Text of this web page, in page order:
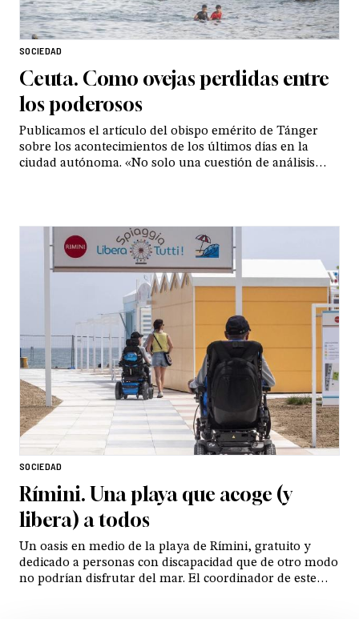
SOCIEDAD
Ceuta. Como ovejas perdidas entre
los poderosos
Publicamos el artículo del obispo emérito de Tánger
sobre los acontecimientos de los últimos días en la
ciudad autónoma. «No solo una cuestión de análisis
SOCIEDAD
Rímini. Una playa que acoge (y
libera) a todos
Un oasis en medio de la playa de Rímini, gratuito y
dedicado a personas con discapacidad que de otro modo
no podrían disfrutar del mar. El coordinador de este